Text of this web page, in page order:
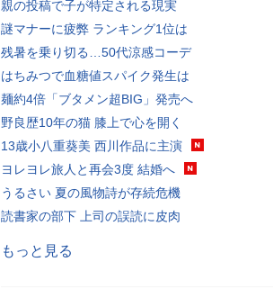
親の投稿で子が特定される現実
謎マナーに疲弊 ランキング1位は
残暑を乗り切る…50代涼感コーデ
はちみつで血糖値スパイク発生は
麺約4倍「ブタメン超BIG」発売へ
野良歴10年の猫 膝上で心を開く
13歳小八重葵美 西川作品に主演
ヨレヨレ旅人と再会3度 結婚へ
うるさい 夏の風物詩が存続危機
読書家の部下 上司の誤読に皮肉
もっと見る